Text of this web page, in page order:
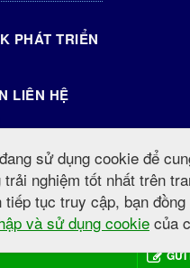
PHÁT TRIỂN
LIÊN HỆ
0931435998
http://phattrien.net http://
vềPhatTrien.net.Mã nguồn
sử dụng cookie để
trải nghiệm tốt nhất trên
tiếp tục truy cập, bạn
và sử dụng cookie của
GỬI